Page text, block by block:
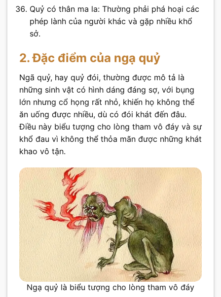
Quỷ có thân ma la: Thường phải phá hoại các
phép lành của người khác và gặp nhiều khổ
sở.
2. Đặc điểm của ngạ quỷ
Ngã quỷ, hay quỷ đói, thường được mô tả là
những sinh vật có hình dáng đáng sợ, với bụng
lớn nhưng cổ họng rất nhỏ, khiến họ không thể
ăn uống được nhiều, dù có đói khát đến đâu.
Điều này biểu tượng cho lòng tham vô đáy và sự
khổ đau vì không thể thỏa mãn được những khát
khao vô tận.
Ngạ quỷ là biểu tượng cho lòng tham vô đáy